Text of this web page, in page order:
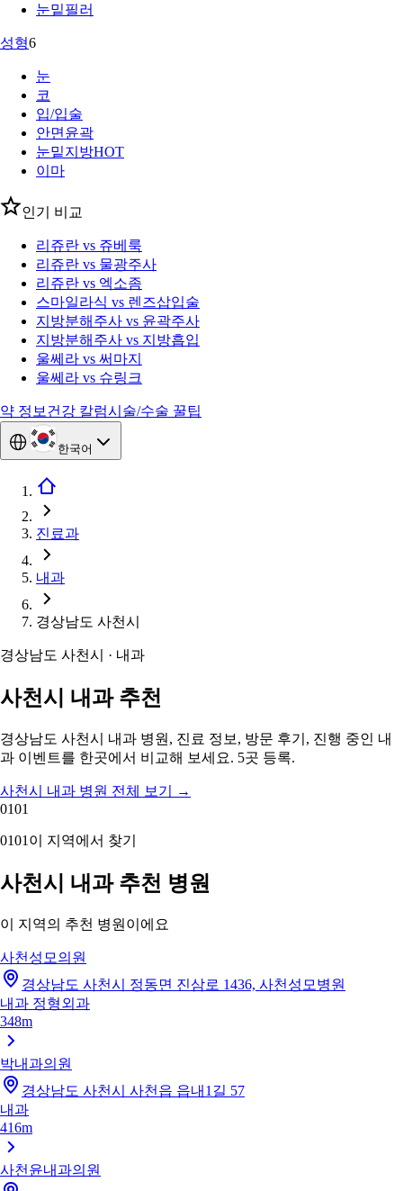
눈밑필러
성형6
눈
코
입/입술
안면윤곽
눈밑지방HOT
이마
인기 비교
리쥬란 vs 쥬베룩
리쥬란 vs 물광주사
리쥬란 vs 엑소좀
스마일라식 vs 렌즈삽입술
지방분해주사 vs 윤곽주사
지방분해주사 vs 지방흡입
울쎄라 vs 써마지
울쎄라 vs 슈링크
약 정보 건강 칼럼시술/수술 꿀팁
한국어
진료과
내과
경상남도 사천시
경상남도 사천시 · 내과
사천시 내과 추천
경상남도 사천시 내과 병원, 진료 정보, 방문 후기, 진행 중인 내
과 이벤트를 한곳에서 비교해 보세요. 5곳 등록.
사천시 내과 병원 전체 보기
→
0101
0101 이 지역에서 찾기
사천시 내과 추천 병원
이 지역의 추천 병원이에요
사천성모의원
경상남도 사천시 정동면 진삼로 1436, 사천성모병원
내과 정형외과
348m
박내과의원
경상남도 사천시 사천읍 읍내1길 57
내과
416m
사천윤내과의원